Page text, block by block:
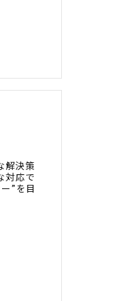
解決策
対応で
”を目